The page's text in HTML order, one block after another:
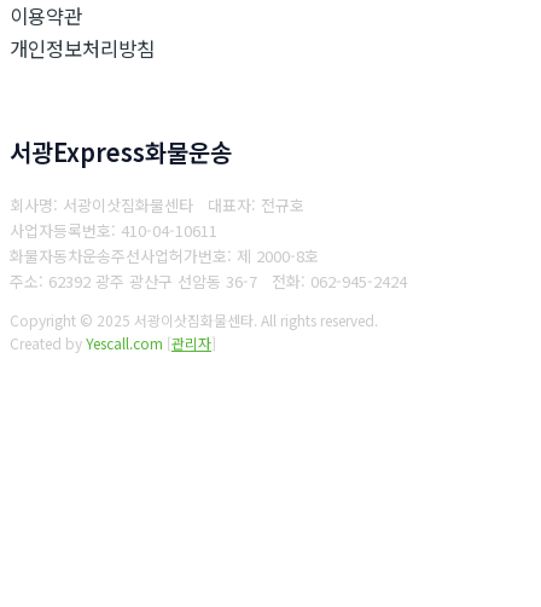
이용약관
개인정보처리방침
서광Express화물운송
회사명: 서광이삿짐화물센타 대표자: 전규호
사업자등록번호: 410-04-10611
화물자동차운송주선사업허가번호: 제 2000-8호
주소: 62392 광주 광산구 선암동 36-7 전화: 062-945-2424
Copyright © 2025 서광이삿짐화물센타. All rights reserved.
Created byYescall.com [관리자]